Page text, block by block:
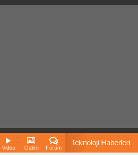
Video Galeri Forum
Teknoloji Haberleri